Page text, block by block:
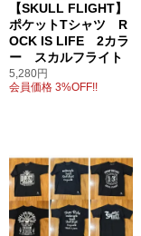
【SKULL FLIGHT】
ポケットTシャツ R
OCK IS LIFE 2カラ
ー スカルフライト
5,280円
会員価格 3%OFF!!